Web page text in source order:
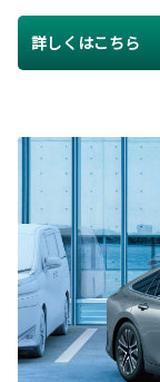
詳しくはこちら